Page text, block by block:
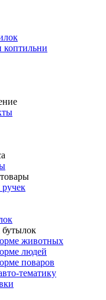
бутылок
животных
людей
поваров
тематику